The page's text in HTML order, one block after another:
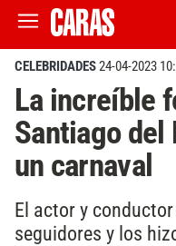
CELEBRIDADES24-04-2023
La increíble
Santiago del
un carnaval
El actor y
seguidores y los